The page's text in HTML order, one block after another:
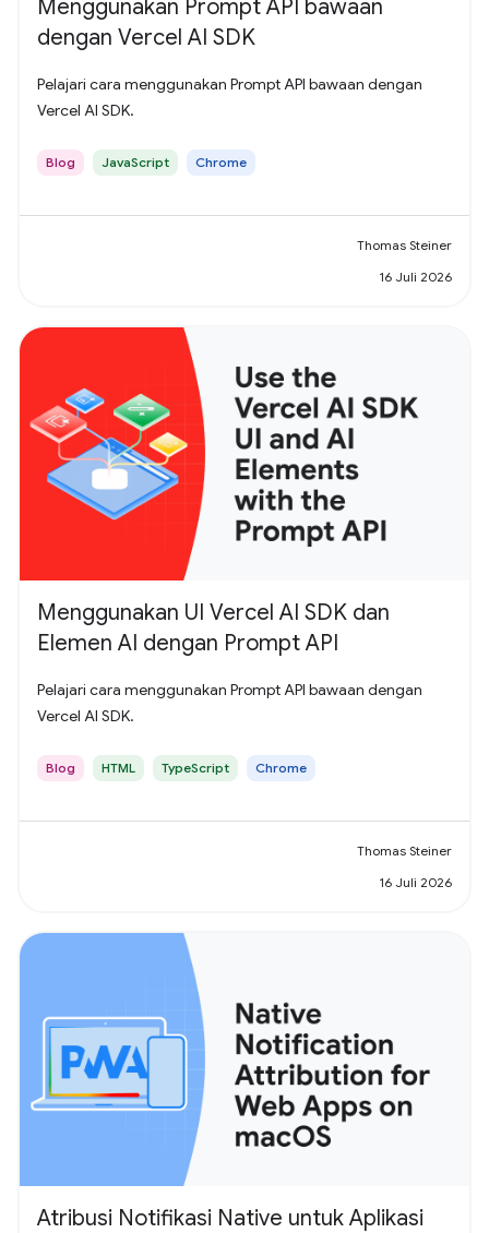
Menggunakan Prompt API bawaan
dengan Vercel AI SDK
Pelajari cara menggunakan Prompt API bawaan dengan
Vercel AI SDK.
Blog JavaScript Chrome
Thomas Steiner
16 Juli 2026
Menggunakan UI Vercel AI SDK dan
Elemen AI dengan Prompt API
Pelajari cara menggunakan Prompt API bawaan dengan
Vercel AI SDK.
Blog HTML TypeScript Chrome
Thomas Steiner
16 Juli 2026
Atribusi Notifikasi Native untuk Aplikasi